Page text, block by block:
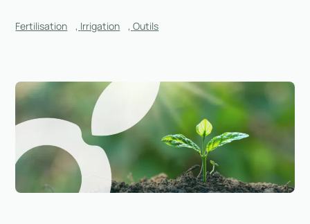
Fertilisation , Irrigation ,Outils